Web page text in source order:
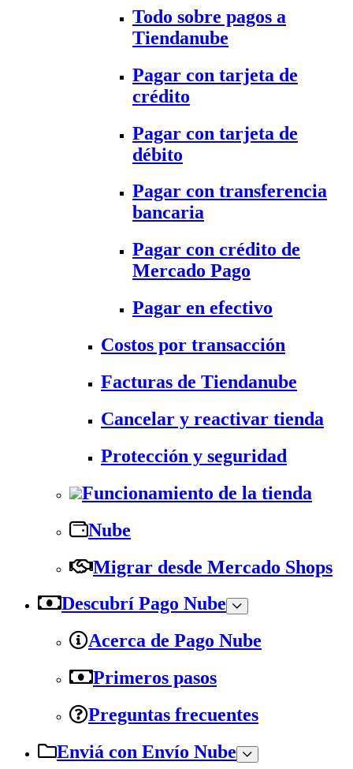
Todo sobre pagos a
Tiendanube
Pagar con tarjeta de
crédito
Pagar con tarjeta de
débito
Pagar con transferencia
bancaria
Pagar con crédito de
Mercado Pago
Pagar en efectivo
Costos por transacción
Facturas de Tiendanube
Cancelar y reactivar tienda
Protección y seguridad
Funcionamiento de la tienda
Nube
Migrar desde Mercado Shops
Descubrí Pago Nube
Acerca de Pago Nube
Primeros pasos
Preguntas frecuentes
Enviá con Envío Nube